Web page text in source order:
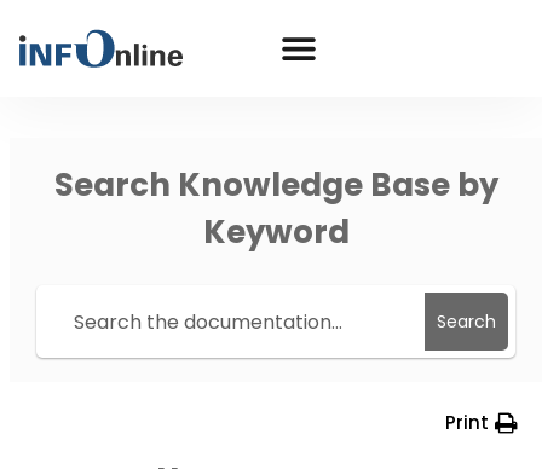
Search Knowledge Base by
Keyword
Search
Print